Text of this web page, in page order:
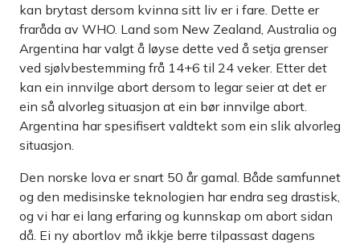
kan brytast dersom kvinna sitt liv er i fare. Dette er
fraråda av WHO. Land som New Zealand, Australia og
Argentina har valgt å løyse dette ved å setja grenser
ved sjølvbestemming frå 14+6 til 24 veker. Etter det
kan ein innvilge abort dersom to legar seier at det er
ein så alvorleg situasjon at ein bør innvilge abort.
Argentina har spesifisert valdtekt som ein slik alvorleg
situasjon.
Den norske lova er snart 50 år gamal. Både samfunnet
og den medisinske teknologien har endra seg drastisk,
og vi har ei lang erfaring og kunnskap om abort sidan
då. Ei ny abortlov må ikkje berre tilpassast dagens